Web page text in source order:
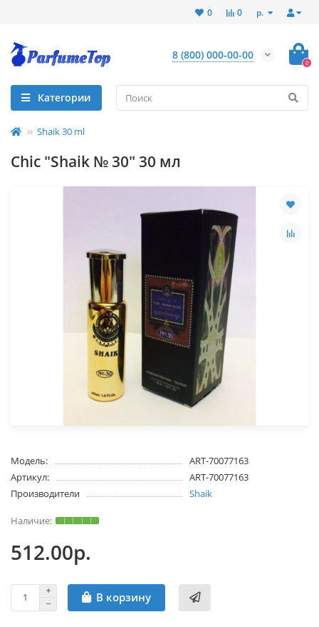
р.
0
0
8 (800) 000-00-00
0
Категории
Shaik 30 ml
Chic "Shaik № 30" 30 мл
Модель:
ART-70077163
Артикул:
ART-70077163
Производители
Shaik
512.00р.
В корзину